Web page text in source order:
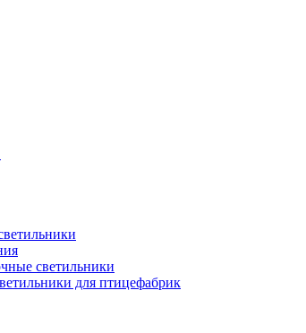
светильники
для птицефабрик